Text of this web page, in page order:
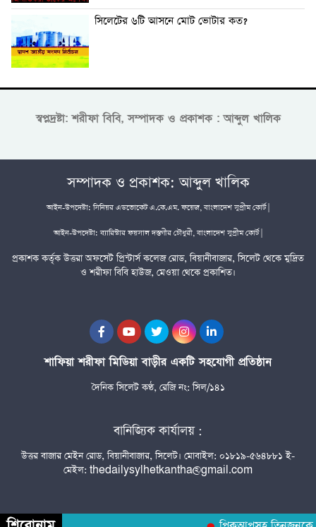
সিলেটের ৬টি আসনে মোট ভোটার কত?
স্বপ্নদ্রষ্টা: শরীফা বিবি, সম্পাদক ও প্রকাশক : আব্দুল খালিক
সম্পাদক ও প্রকাশক: আব্দুল খালিক
আইন-উপদেষ্টা: সিনিয়র এডভোকেট এ.কে.এম. ফয়েজ, বাংলাদেশ সুপ্রীম কোর্ট |
আইন-উপদেষ্টা: ব্যারিস্টার ফয়সাল দস্তগীর চৌধুরী, বাংলাদেশ সুপ্রীম কোর্ট |
প্রকাশক কর্তৃক উত্তরা অফসেট প্রিন্টার্স কলেজ রোড, বিয়ানীবাজার, সিলেট থেকে মুদ্রিত
ও শরীফা বিবি হাউজ, মেওয়া থেকে প্রকাশিত।
শাফিয়া শরীফা মিডিয়া বাড়ীর একটি সহযোগী প্রতিষ্ঠান
দৈনিক সিলেট কণ্ঠ, রেজি নং: সিল/১৪১
বানিজ্যিক কার্যালয় :
উত্তর বাজার মেইন রোড, বিয়ানীবাজার, সিলেট। মোবাইল: ০১৮১৯-৫৬৪৮৮১ ই-
মেইল: thedailysylhetkantha@gmail.com